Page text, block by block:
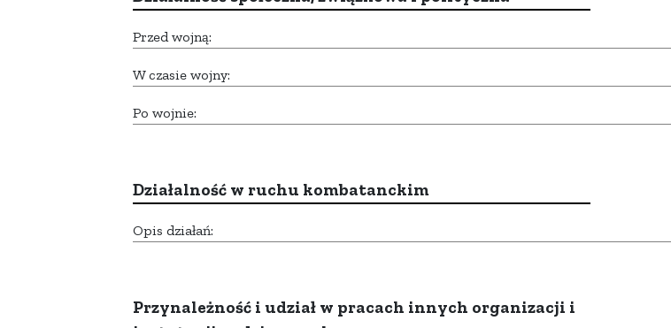
Przed wojną:
W czasie wojny:
Po wojnie:
Działalność w ruchu kombatanckim
Opis działań:
Przynależność i udział w pracach innych organizacji i